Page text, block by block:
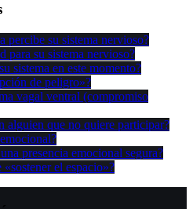
percibe su sistema nervioso?
para su sistema nervioso?
sistema en este momento?
de peligro»?
vagal ventral (compromiso
alguien que no quiere participar?
presencia emocional segura?
el espacio»?